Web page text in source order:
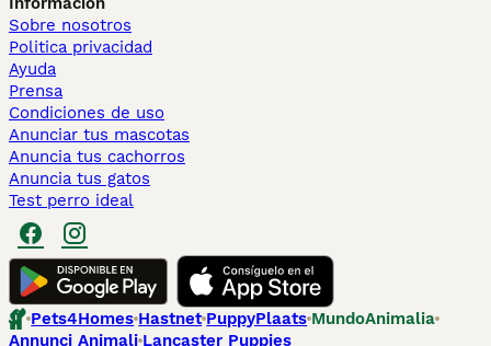
Sobre nosotros
Politica privacidad
Ayuda
Prensa
Condiciones de uso
Anunciar tus mascotas
Anuncia tus cachorros
Anuncia tus gatos
Test perro ideal
Pets4Homes Hastnet PuppyPlaats MundoAnimalia
Annunci Animali Lancaster Puppies